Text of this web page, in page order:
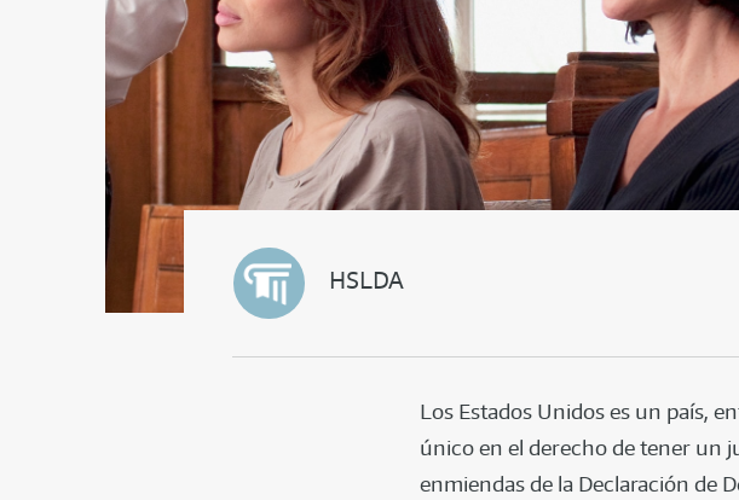
HSLDA
Los Estados Unidos es un país,
único en el derecho de tener un
enmiendas de la Declaración de